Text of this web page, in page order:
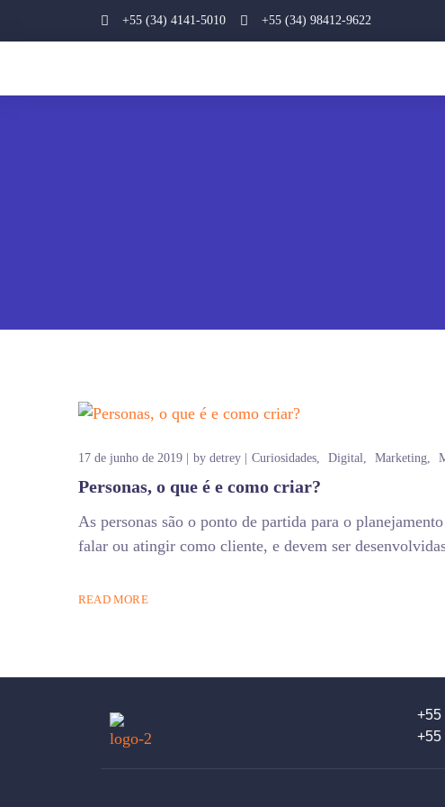
+55 (34) 4141-5010 +55 (34) 98412-9622
17 de junho de 2019 by detrey Curiosidades Digital Marketing
Personas, o que é e como criar?
As personas são o ponto de partida para o
falar ou atingir como cliente, e devem ser
READ MORE
+55
+55